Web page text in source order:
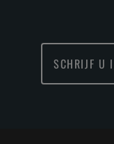
SCHRIJF U